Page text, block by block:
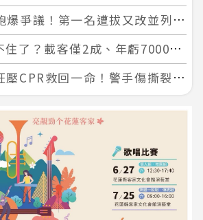
！第一名遭拔又改並列 家長怒：難以接受
客僅2成、年虧7000萬 華信喊：真的快飛不下去
一命！警手傷撕裂仍不放手 竟救到藝人何篤霖哥哥